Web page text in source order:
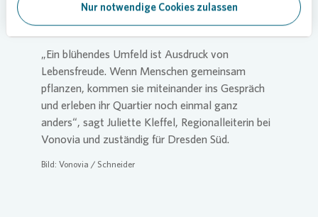
Nur notwendige Cookies zulassen
Mitarbeiterinnen und Mitarbeitern vor Ort ins
Gespräch zu kommen.
„Ein blühendes Umfeld ist Ausdruck von
Lebensfreude. Wenn Menschen gemeinsam
pflanzen, kommen sie miteinander ins Gespräch
und erleben ihr Quartier noch einmal ganz
anders“, sagt Juliette Kleffel, Regionalleiterin bei
Vonovia und zuständig für Dresden Süd.
Bild: Vonovia / Schneider